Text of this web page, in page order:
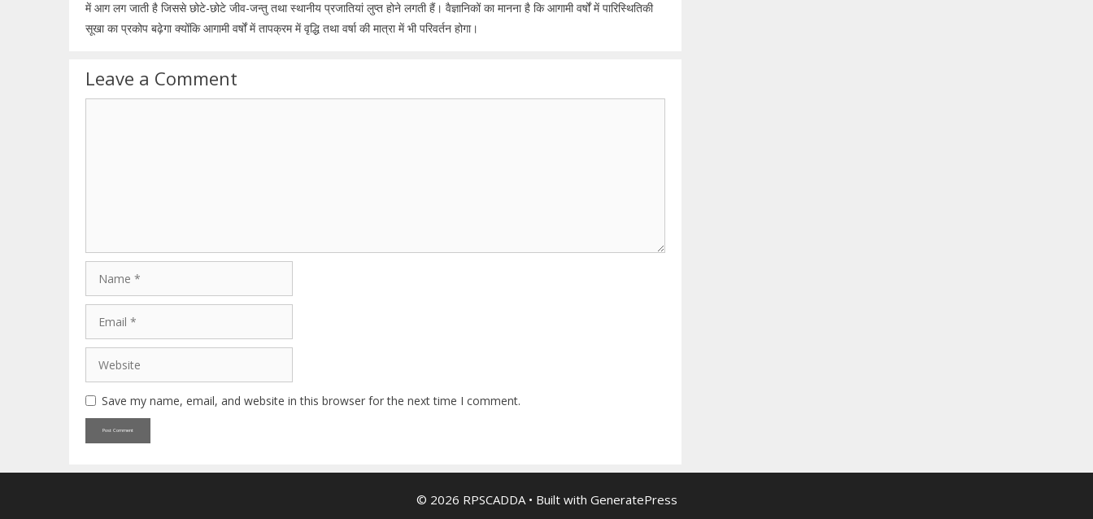
में आग लग जाती है जिससे छोटे-छोटे जीव-जन्तु तथा स्थानीय प्रजातियां लुप्त होने लगती हैं। वैज्ञानिकों का मानना है कि आगामी वर्षों में पारिस्थितिकी
सूखा का प्रकोप बढ़ेगा क्योंकि आगामी वर्षों में तापक्रम में वृद्धि तथा वर्षा की मात्रा में भी परिवर्तन होगा।
Leave a Comment
Save my name, email, and website in this browser for the next time I comment.
© 2026 RPSCADDA• Built with GeneratePress